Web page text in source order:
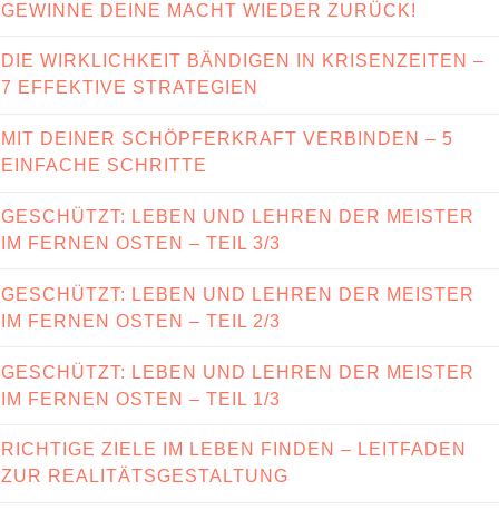
GEWINNE DEINE MACHT WIEDER ZURÜCK!
DIE WIRKLICHKEIT BÄNDIGEN IN KRISENZEITEN –
7 EFFEKTIVE STRATEGIEN
MIT DEINER SCHÖPFERKRAFT VERBINDEN – 5
EINFACHE SCHRITTE
GESCHÜTZT: LEBEN UND LEHREN DER MEISTER
IM FERNEN OSTEN – TEIL 3/3
GESCHÜTZT: LEBEN UND LEHREN DER MEISTER
IM FERNEN OSTEN – TEIL 2/3
GESCHÜTZT: LEBEN UND LEHREN DER MEISTER
IM FERNEN OSTEN – TEIL 1/3
RICHTIGE ZIELE IM LEBEN FINDEN – LEITFADEN
ZUR REALITÄTSGESTALTUNG